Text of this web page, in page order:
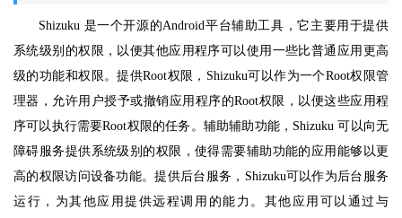
Shizuku 是一个开源的Android平台辅助工具，它主要用于提供
系统级别的权限，以便其他应用程序可以使用一些比普通应用更高
级的功能和权限。提供Root权限，Shizuku可以作为一个Root权限管
理器，允许用户授予或撤销应用程序的Root权限，以便这些应用程
序可以执行需要Root权限的任务。辅助辅助功能，Shizuku 可以向无
障碍服务提供系统级别的权限，使得需要辅助功能的应用能够以更
高的权限访问设备功能。提供后台服务，Shizuku可以作为后台服务
运行，为其他应用提供远程调用的能力。其他应用可以通过与